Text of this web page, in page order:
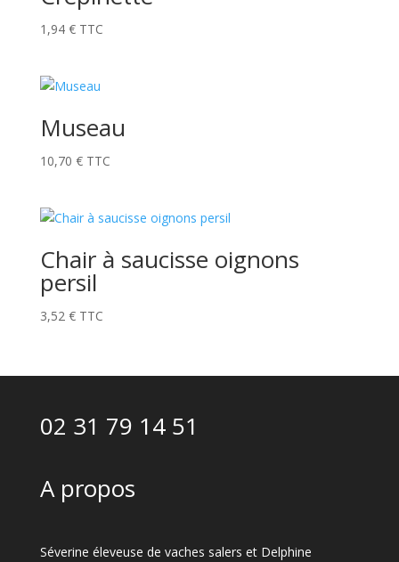
1,94 € TTC
Museau
10,70 € TTC
Chair à saucisse oignons
persil
3,52 € TTC
02 31 79 14 51
A propos
Séverine éleveuse de vaches salers et Delphine